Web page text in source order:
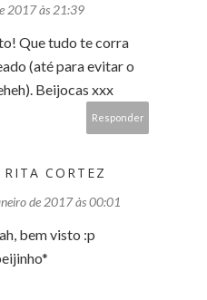
2017 às 21:39
Que tudo te corra
(até para evitar o
Beijocas xxx
Responder
CORTEZ
de 2017 às 00:01
bem visto :p